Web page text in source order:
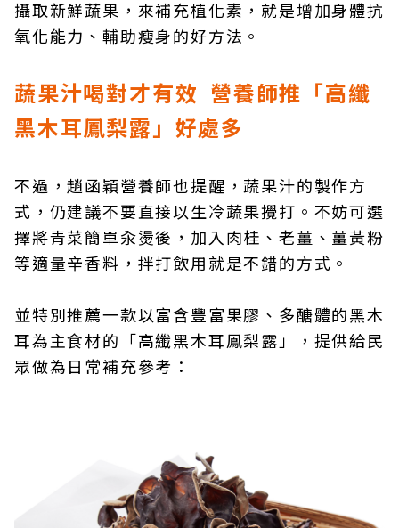
攝取新鮮蔬果，來補充植化素，就是增加身體抗
氧化能力、輔助瘦身的好方法。
蔬果汁喝對才有效 營養師推「高纖
黑木耳鳳梨露」好處多
不過，趙函穎營養師也提醒，蔬果汁的製作方
式，仍建議不要直接以生冷蔬果攪打。不妨可選
擇將青菜簡單汆燙後，加入肉桂、老薑、薑黃粉
等適量辛香料，拌打飲用就是不錯的方式。
並特別推薦一款以富含豐富果膠、多醣體的黑木
耳為主食材的「高纖黑木耳鳳梨露」，提供給民
眾做為日常補充參考：